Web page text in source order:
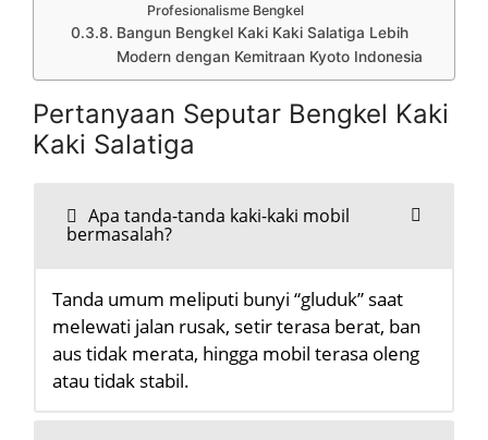
Profesionalisme Bengkel
Bangun Bengkel Kaki Kaki Salatiga Lebih
Modern dengan Kemitraan Kyoto Indonesia
Pertanyaan Seputar Bengkel Kaki
Kaki Salatiga
Apa tanda-tanda kaki-kaki mobil
bermasalah?
Tanda umum meliputi bunyi “gluduk” saat
melewati jalan rusak, setir terasa berat, ban
aus tidak merata, hingga mobil terasa oleng
atau tidak stabil.